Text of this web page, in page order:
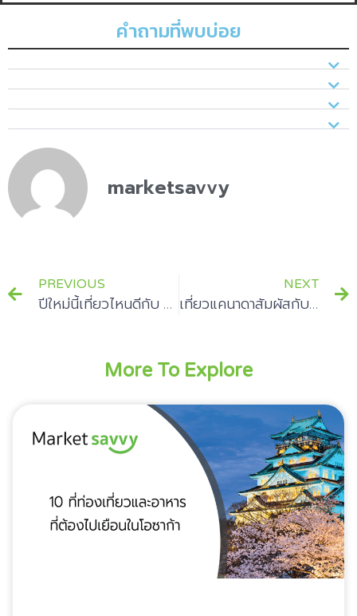
คำถามที่พบบ่อย
marketsavvy
PREVIOUS
ปีใหม่นี้เที่ยวไหนดีกับ 5 สถานที่เคาท์ดาวน์บรรยากาศฟินสุดๆ
NEXT
เที่ยวแคนาดาสัมผัสกับ 5 อันดับสถานที่บรรยากาศดีห้ามพลาด
More To Explore